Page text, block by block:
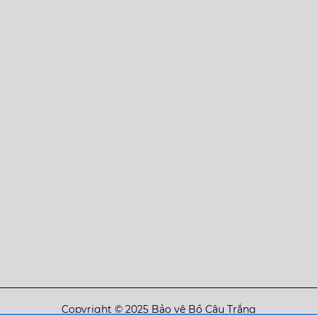
Copyright © 2025 Bảo vệ Bồ Câu Trắng